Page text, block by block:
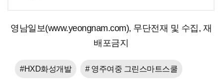
영남일보(www.yeongnam.com), 무단전재 및 수집, 재
배포금지
#HXD화성개발 # 영주여중 그린스마트스쿨